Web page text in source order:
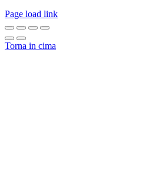
Page load link
Torna in cima